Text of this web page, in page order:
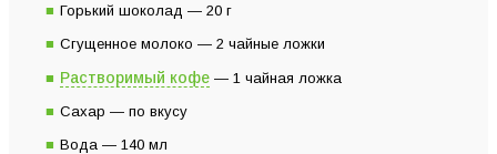
Горький шоколад — 20 г
Сгущенное молоко — 2 чайные ложки
Растворимый кофе — 1 чайная ложка
Сахар — по вкусу
Вода — 140 мл